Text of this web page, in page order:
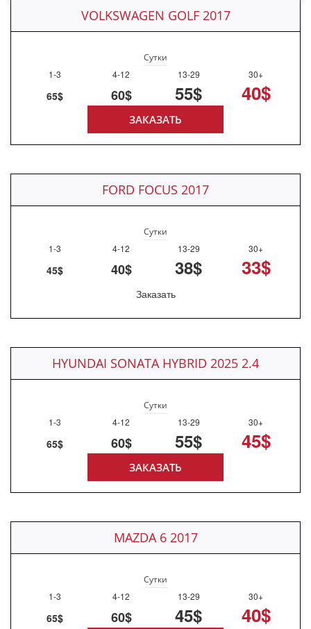
VOLKSWAGEN GOLF 2017
Сутки
1-3
4-12 13-29 30+
65$ 60$ 55$ 40$
ЗАКАЗАТЬ
FORD FOCUS 2017
Сутки
1-3
4-12 13-29 30+
45$ 40$ 38$ 33$
Заказать
HYUNDAI SONATA HYBRID 2025 2.4
Сутки
1-3
4-12 13-29 30+
65$ 60$ 55$ 45$
ЗАКАЗАТЬ
MAZDA 6 2017
Сутки
1-3
4-12 13-29 30+
65$ 60$ 45$ 40$